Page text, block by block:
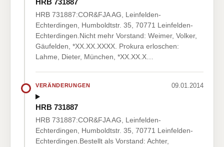
HRB 731887:COR&FJA AG, Leinfelden-
Echterdingen, Humboldtstr. 35, 70771 Leinfelden-
Echterdingen.Nicht mehr Vorstand: Weimer, Volker,
Gäufelden, *XX.XX.XXXX. Prokura erloschen:
Lahme, Dieter, München, *XX.XX.X…
VERÄNDERUNGEN 09.01.2014
HRB 731887
HRB 731887:COR&FJA AG, Leinfelden-
Echterdingen, Humboldtstr. 35, 70771 Leinfelden-
Echterdingen.Bestellt als Vorstand: Achter,